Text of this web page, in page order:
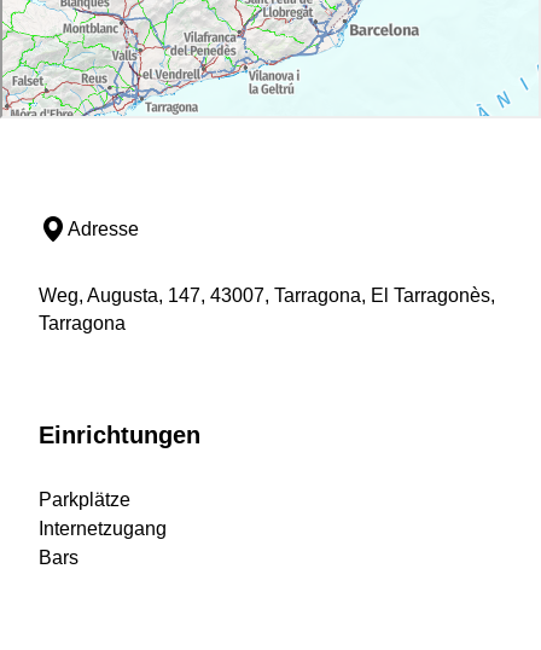
Adresse
Weg, Augusta, 147, 43007, Tarragona, El Tarragonès,
Tarragona
Einrichtungen
Parkplätze
Internetzugang
Bars